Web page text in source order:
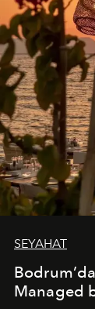
SEYAHAT
Managed